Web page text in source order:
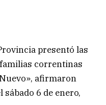
presentó las
correntinas
afirmaron
6 de enero,